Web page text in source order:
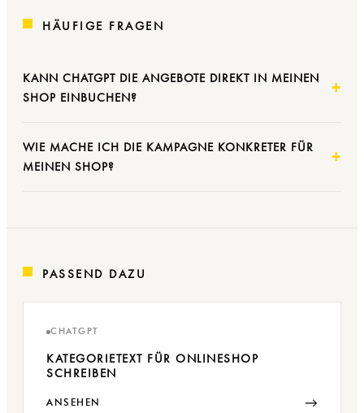
HÄUFIGE FRAGEN
KANN CHATGPT DIE ANGEBOTE DIREKT IN MEINEN
SHOP EINBUCHEN?
WIE MACHE ICH DIE KAMPAGNE KONKRETER FÜR
MEINEN SHOP?
PASSEND DAZU
CHATGPT
KATEGORIETEXT FÜR ONLINESHOP
SCHREIBEN
ANSEHEN →